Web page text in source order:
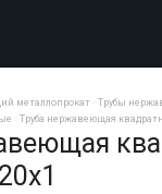
металлопрокат
Трубы
Труба нержавеющая